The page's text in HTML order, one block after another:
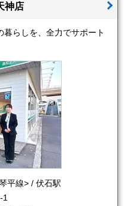
神店
暮らしを、全力でサポート
平線> / 伏石駅